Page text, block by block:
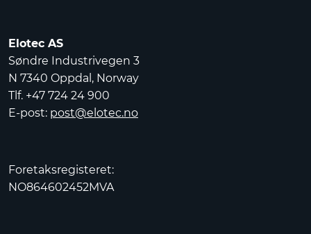
Elotec AS
Søndre Industrivegen 3
N 7340 Oppdal, Norway
Tlf. +47 724 24 900
E-post: post@elotec.no
Foretaksregisteret:
NO864602452MVA